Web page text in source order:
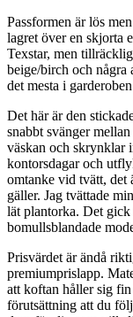
Passformen är lös
lagret över en skjorta
Texstar, men
beige/birch och några
det mesta i
Det här är den
snabbt svänger
väskan och skrynklar
kontorsdagar och
omtanke vid tvätt, det
gäller. Jag tvättade
lät plantorka. Det
bomullsblandade
Prisvärdet är ändå
premiumprislapp.
att koftan håller sig
förutsättning att du